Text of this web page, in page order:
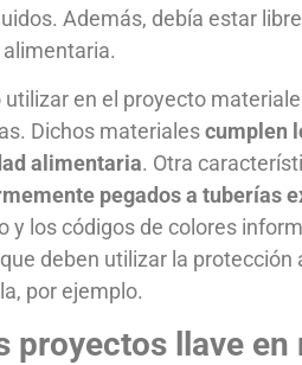
Además, debía estar
en el proyecto
Dichos materialescumplen
alimentaria. Otra
pegados a tuberías
y los códigos de colores
deben utilizar la protección
por ejemplo.
proyectos llave en